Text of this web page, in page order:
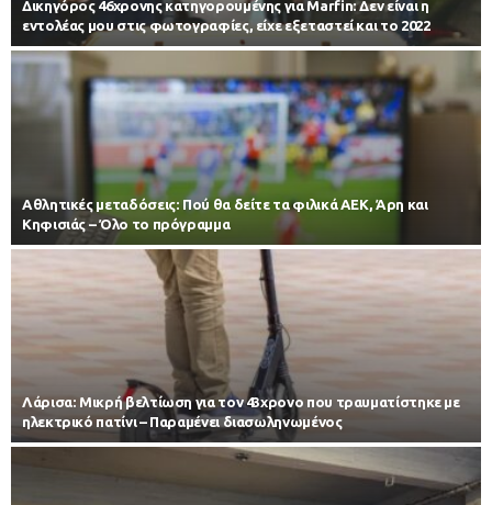
Δικηγόρος 46χρονης κατηγορουμένης για Marfin: Δεν είναι η
εντολέας μου στις φωτογραφίες, είχε εξεταστεί και το 2022
Αθλητικές μεταδόσεις: Πού θα δείτε τα φιλικά ΑΕΚ, Άρη και
Κηφισιάς – Όλο το πρόγραμμα
Λάρισα: Μικρή βελτίωση για τον 43χρονο που τραυματίστηκε με
ηλεκτρικό πατίνι – Παραμένει διασωληνωμένος